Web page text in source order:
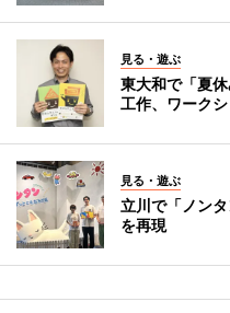
見る・遊ぶ
東大和で「夏
工作、ワーク
見る・遊ぶ
立川で「ノン
を再現